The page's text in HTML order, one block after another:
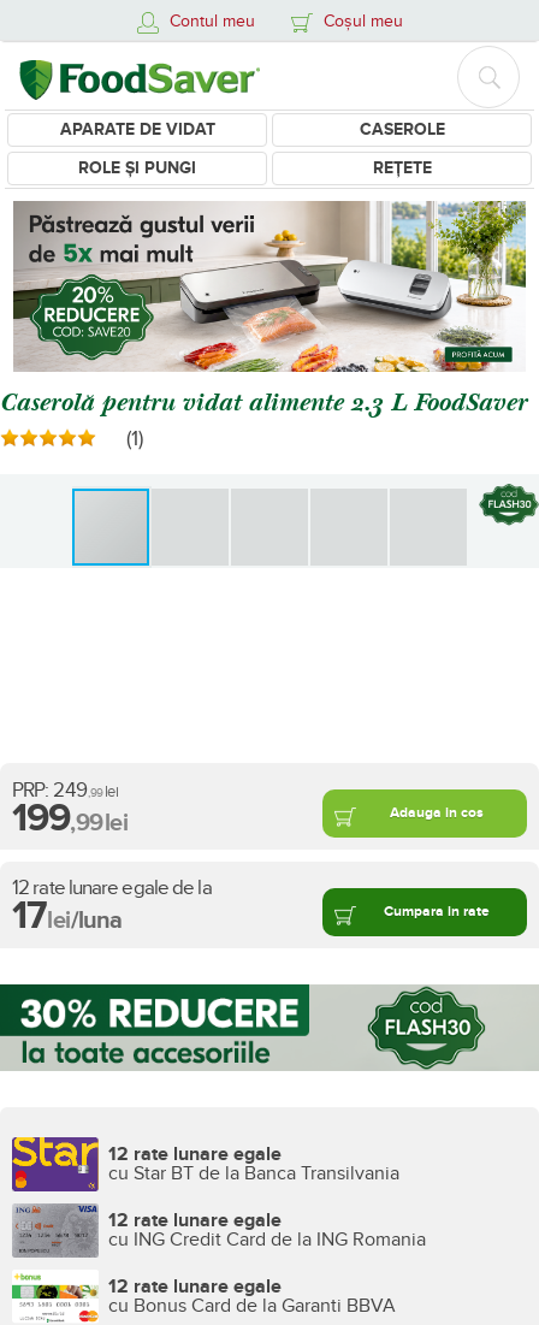
Contul meu Coșul meu
APARATE DE VIDAT
CASEROLE
ROLE ȘI PUNGI
REȚETE
Caserolă pentru vidat alimente 2.3 L FoodSaver
(1)
PRP: 249,99lei
199,99lei Adauga in cos
12 rate lunare egale de la
17lei/luna Cumpara in rate
12 rate lunare egale
cu Star BT de la Banca Transilvania
12 rate lunare egale
cu ING Credit Card de la ING Romania
12 rate lunare egale
cu Bonus Card de la Garanti BBVA